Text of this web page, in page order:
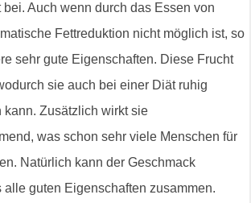
Auch wenn durch das Essen von
Fettreduktion nicht möglich ist, so
sehr gute Eigenschaften. Diese Frucht
sie auch bei einer Diät ruhig
kann. Zusätzlich wirkt sie
was schon sehr viele Menschen für
Natürlich kann der Geschmack
guten Eigenschaften zusammen.